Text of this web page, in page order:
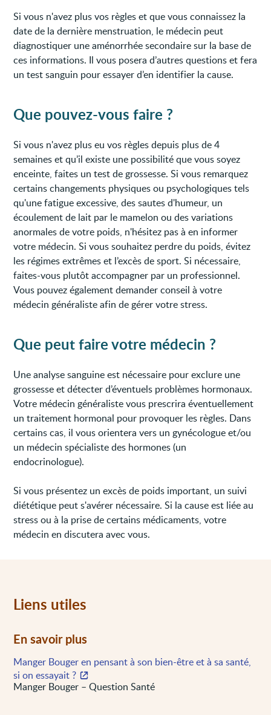
Si vous n'avez plus vos règles et que vous connaissez la
date de la dernière menstruation, le médecin peut
diagnostiquer une aménorrhée secondaire sur la base de
ces informations. Il vous posera d’autres questions et fera
un test sanguin pour essayer d’en identifier la cause.
Que pouvez-vous faire ?
Si vous n'avez plus eu vos règles depuis plus de 4
semaines et qu’il existe une possibilité que vous soyez
enceinte, faites un test de grossesse. Si vous remarquez
certains changements physiques ou psychologiques tels
qu'une fatigue excessive, des sautes d'humeur, un
écoulement de lait par le mamelon ou des variations
anormales de votre poids, n'hésitez pas à en informer
votre médecin. Si vous souhaitez perdre du poids, évitez
les régimes extrêmes et l’excès de sport. Si nécessaire,
faites-vous plutôt accompagner par un professionnel.
Vous pouvez également demander conseil à votre
médecin généraliste afin de gérer votre stress.
Que peut faire votre médecin ?
Une analyse sanguine est nécessaire pour exclure une
grossesse et détecter d’éventuels problèmes hormonaux.
Votre médecin généraliste vous prescrira éventuellement
un traitement hormonal pour provoquer les règles. Dans
certains cas, il vous orientera vers un gynécologue et/ou
un médecin spécialiste des hormones (un
endocrinologue).
Si vous présentez un excès de poids important, un suivi
diététique peut s'avérer nécessaire. Si la cause est liée au
stress ou à la prise de certains médicaments, votre
médecin en discutera avec vous.
Liens utiles
En savoir plus
Manger Bouger en pensant à son bien-être et à sa santé,
si on essayait ?
Manger Bouger – Question Santé